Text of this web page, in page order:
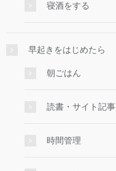
寝酒をする
早起きをはじめたら
朝ごはん
読書・サイト記事
時間管理